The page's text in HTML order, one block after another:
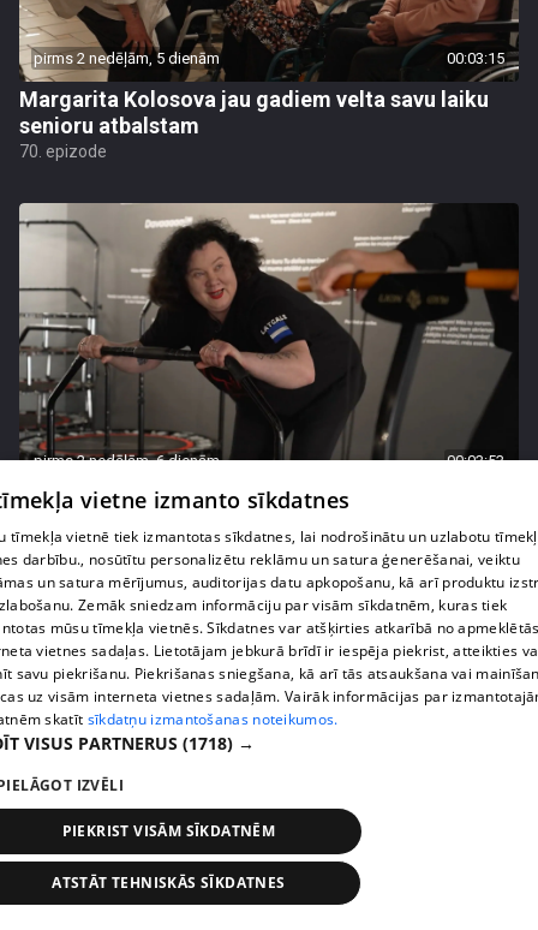
pirms 2 nedēļām, 5 dienām 00:03:15
Margarita Kolosova jau gadiem velta savu laiku
senioru atbalstam
70. epizode
pirms 2 nedēļām, 6 dienām 00:03:53
Margaritai Kolosovai sporta treniņš sagādā
pamatīgas galvassāpes
69. epizode
pirms 2 nedēļām, 6 dienām
Kaspars Kambala saņem pārsteidzošu darba
vietne izmanto sīkdatnes
tīmekļa vietnē tiek izmantotas sīkdatnes, lai nodrošinātu un uzlabotu
darbību., nosūtītu personalizētu reklāmu un satura ģenerēšanai, veiktu
un satura mērījumus, auditorijas datu apkopošanu, kā arī produktu
Zemāk sniedzam informāciju par visām sīkdatnēm, kuras tiek
mūsu tīmekļa vietnēs. Sīkdatnes var atšķirties atkarībā no
vietnes sadaļas. Lietotājam jebkurā brīdī ir iespēja piekrist, atteikties
savu piekrišanu. Piekrišanas sniegšana, kā arī tās atsaukšana vai
uz visām interneta vietnes sadaļām. Vairāk informācijas par
skatīt sīkdatņu izmantošanas noteikumos.
VISUS PARTNERUS (1718) →
IZVĒLI
PIEKRIST VISĀM SĪKDATNĒM
ATSTĀT TEHNISKĀS SĪKDATNES